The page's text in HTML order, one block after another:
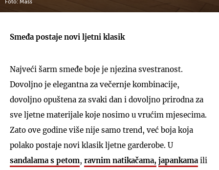
Foto: Mass
Smeđa postaje novi ljetni klasik
Najveći šarm smeđe boje je njezina svestranost.
Dovoljno je elegantna za večernje kombinacije,
dovoljno opuštena za svaki dan i dovoljno prirodna za
sve ljetne materijale koje nosimo u vrućim mjesecima.
Zato ove godine više nije samo trend, već boja koja
polako postaje novi klasik ljetne garderobe. U
sandalama s petom, ravnim natikačama, japankama ili